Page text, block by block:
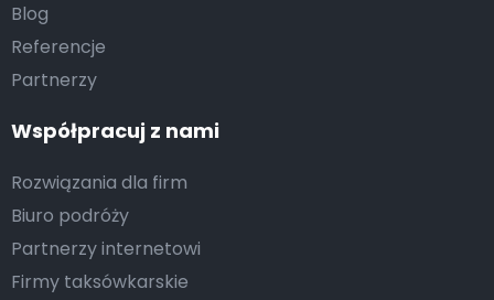
Blog
Referencje
Partnerzy
Współpracuj z nami
Rozwiązania dla firm
Biuro podróży
Partnerzy internetowi
Firmy taksówkarskie